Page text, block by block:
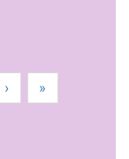
› »